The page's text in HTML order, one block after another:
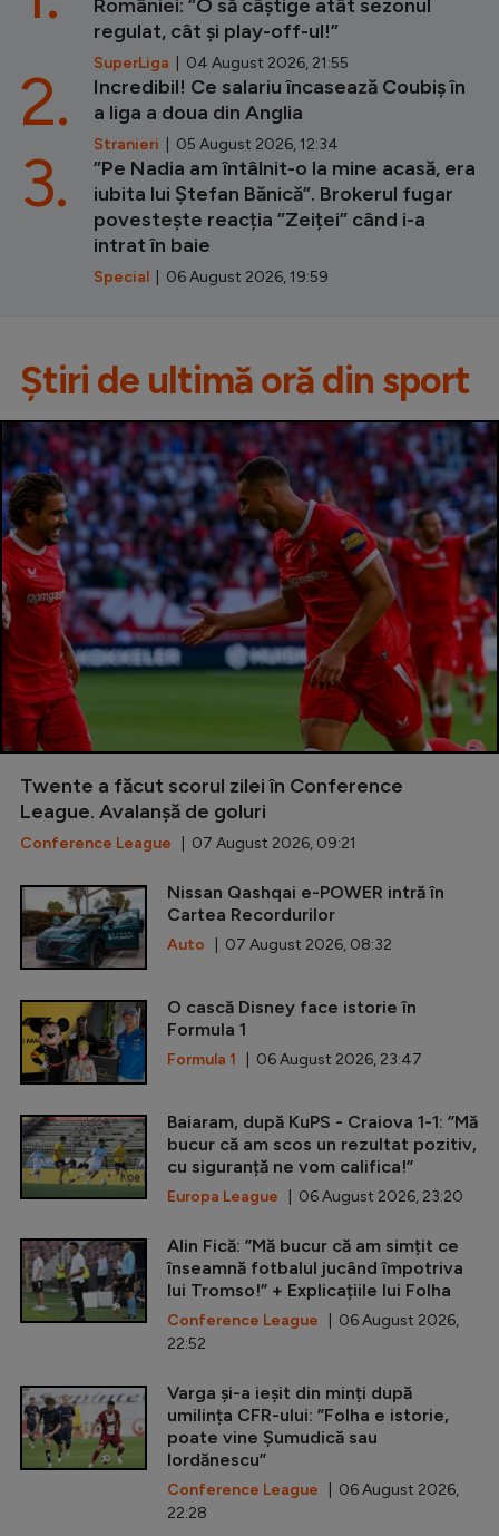
României: ”O să câștige atât sezonul
regulat, cât și play-off-ul!”
SuperLiga | 04 August 2026, 21:55
Incredibil! Ce salariu încasează Coubiș în
a liga a doua din Anglia
Stranieri | 05 August 2026, 12:34
2.
”Pe Nadia am întâlnit-o la mine acasă, era
iubita lui Ștefan Bănică”. Brokerul fugar
povestește reacția ”Zeiței” când i-a
intrat în baie
Special | 06 August 2026, 19:59
3.
Știri de ultimă oră din sport
Twente a făcut scorul zilei în Conference
League. Avalanșă de goluri
Conference League | 07 August 2026, 09:21
Nissan Qashqai e-POWER intră în
Cartea Recordurilor
Auto | 07 August 2026, 08:32
O cască Disney face istorie în
Formula 1
Formula 1 | 06 August 2026, 23:47
Baiaram, după KuPS - Craiova 1-1: ”Mă
bucur că am scos un rezultat pozitiv,
cu siguranță ne vom califica!”
Europa League | 06 August 2026, 23:20
Alin Fică: ”Mă bucur că am simțit ce
înseamnă fotbalul jucând împotriva
lui Tromso!” + Explicațiile lui Folha
Conference League | 06 August 2026,
22:52
Varga și-a ieșit din minți după
umilința CFR-ului: ”Folha e istorie,
poate vine Șumudică sau
Iordănescu”
Conference League | 06 August 2026,
22:28